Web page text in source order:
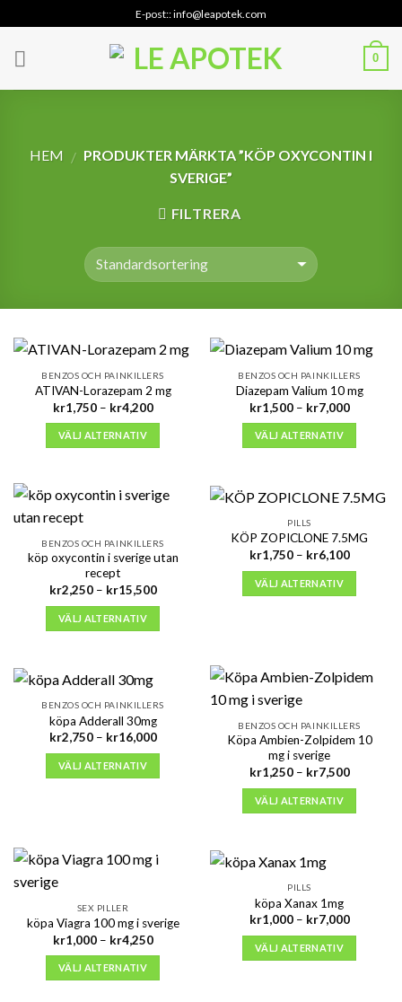
to
content
E-post:: info@leapotek.com
0
HEM / PRODUKTER MÄRKTA ”KÖP OXYCONTIN I
SVERIGE”
FILTRERA
BENZOS OCH PAINKILLERS
ATIVAN-Lorazepam 2 mg
kr1,750 – kr4,200Prisintervall:
VÄLJ ALTERNATIV
BENZOS OCH PAINKILLERS
Diazepam Valium 10 mg
kr1,500 – kr7,000
VÄLJ ALTERNATIV
BENZOS OCH PAINKILLERS
köp oxycontin i sverige utan
recept
kr2,250 – kr15,500Prisintervall:
VÄLJ ALTERNATIV
PILLS
KÖP ZOPICLONE 7.5MG
kr1,750 – kr6,100
VÄLJ ALTERNATIV
BENZOS OCH PAINKILLERS
köpa Adderall 30mg
kr2,750 – kr16,000Prisintervall:
VÄLJ ALTERNATIV
BENZOS OCH PAINKILLERS
Köpa Ambien-Zolpidem 10
mg i sverige
kr1,250 – kr7,500
VÄLJ ALTERNATIV
SEX PILLER
köpa Viagra 100 mg i sverige
kr1,000 – kr4,250Prisintervall:
VÄLJ ALTERNATIV
PILLS
köpa Xanax 1mg
kr1,000 – kr7,000
VÄLJ ALTERNATIV